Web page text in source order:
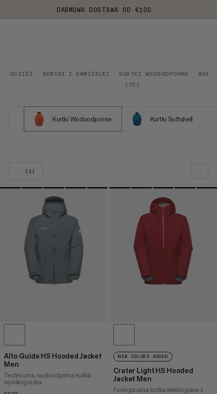
DARMOWA DOSTAWA OD €100
ODZIEŻ KURTKI I KAMIZELKI KURTKI WODOODPORNE
( 22 )
Kurtki Wodoodporne Kurtki Softshell
(1)
NASZA REKOMENDACJA
NISKA CENA DO WYSOKIEJ
CENA WYSOKA DO NISKA
CO NOWEGO
Alto Guide HS Hooded Jacket
Men
Techniczna, wodoodporna kurtka
wysokogórska.
NEW COLORS ADDED
Crater Light HS Hooded
Jacket Men
Funkcjonalna kurtka trekkingowa z